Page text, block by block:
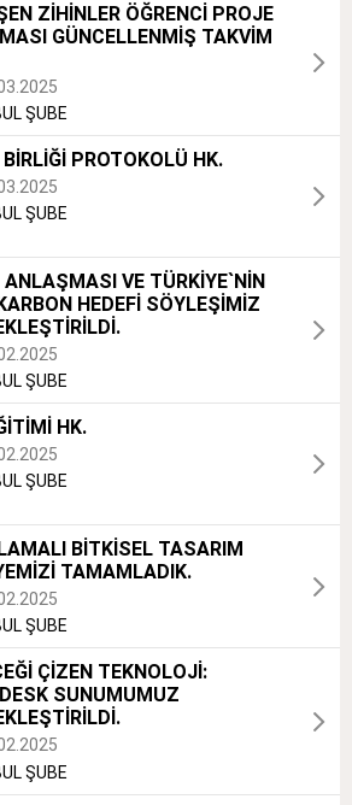
ZİHİNLER ÖĞRENCİ PROJE
GÜNCELLENMİŞ TAKVİM
ŞUBE
PROTOKOLÜ HK.
ŞUBE
ANLAŞMASI VE TÜRKİYE`NİN
HEDEFİ SÖYLEŞİMİZ
ŞUBE
HK.
ŞUBE
BİTKİSEL TASARIM
TAMAMLADIK.
ŞUBE
ÇİZEN TEKNOLOJİ:
SUNUMUMUZ
ŞUBE